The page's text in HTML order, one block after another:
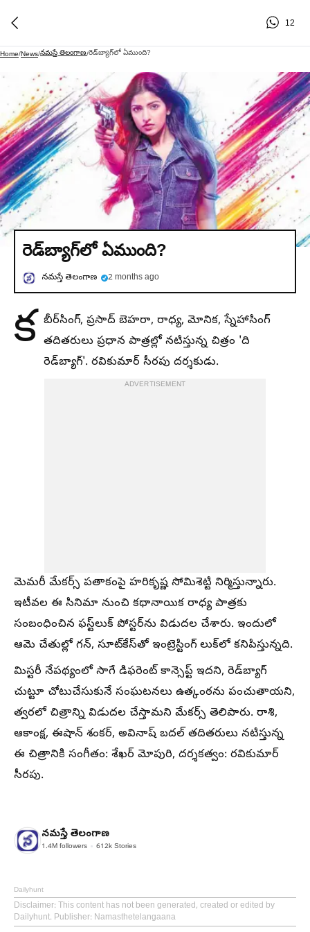
12
Home/News/నమస్తే తెలంగాణ/రెడ్‌బ్యాగ్‌లో ఏముంది?
రెడ్‌బ్యాగ్‌లో ఏముంది?
నమస్తే తెలంగాణ 2 months ago
క బీర్‌సింగ్‌, ప్రసాద్‌ బెహరా, రాధ్య, మోనిక, స్నేహాసింగ్‌
తదితరులు ప్రధాన పాత్రల్లో నటిస్తున్న చిత్రం 'ది
రెడ్‌బ్యాగ్‌'. రవికుమార్‌ సీరపు దర్శకుడు.
ADVERTISEMENT
మెమరీ మేకర్స్‌ పతాకంపై హరికృష్ణ సోమిశెట్టి నిర్మిస్తున్నారు.
ఇటీవల ఈ సినిమా నుంచి కథానాయిక రాధ్య పాత్రకు
సంబంధించిన ఫస్ట్‌లుక్‌ పోస్టర్‌ను విడుదల చేశారు. ఇందులో
ఆమె చేతుల్లో గన్‌, సూట్‌కేస్‌తో ఇంట్రెస్టింగ్‌ లుక్‌లో కనిపిస్తున్నది.
మిస్టరీ నేపథ్యంలో సాగే డిఫరెంట్‌ కాన్సెప్ట్‌ ఇదని, రెడ్‌బ్యాగ్‌
చుట్టూ చోటుచేసుకునే సంఘటనలు ఉత్కంఠను పంచుతాయని,
త్వరలో చిత్రాన్ని విడుదల చేస్తామని మేకర్స్‌ తెలిపారు. రాశి,
ఆకాంక్ష, ఈషాన్‌ శంకర్‌, అవినాష్‌ బదల్‌ తదితరులు నటిస్తున్న
ఈ చిత్రానికి సంగీతం: శేఖర్‌ మోపురి, దర్శకత్వం: రవికుమార్‌
సీరపు.
నమస్తే తెలంగాణ
1.4M followers 612k Stories
Dailyhunt
Disclaimer: This content has not been generated, created or edited by
Dailyhunt. Publisher: Namasthetelangaana